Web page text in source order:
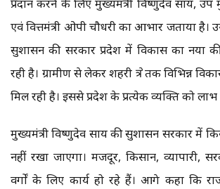
प्रदान करने के लिए मुख्यमंत्री विष्णुदेव साय,
एवं वित्तमंत्री ओपी चौधरी का आभार जताया है।
सुशासन की सरकार प्रदेश में विकास का नया
रही है। ग्रामीण से लेकर शहरी क्षेत्र तक विभिन्न
मिल रही है। इससे प्रदेश के प्रत्येक व्यक्ति को लाभ
मुख्यमंत्री विष्णुदेव साय की सुशासन सरकार में
नहीं रखा जाएगा। मजदूर, किसान, व्यापारी,
वर्गों के लिए कार्य हो रहे हैं। आगे कहा कि